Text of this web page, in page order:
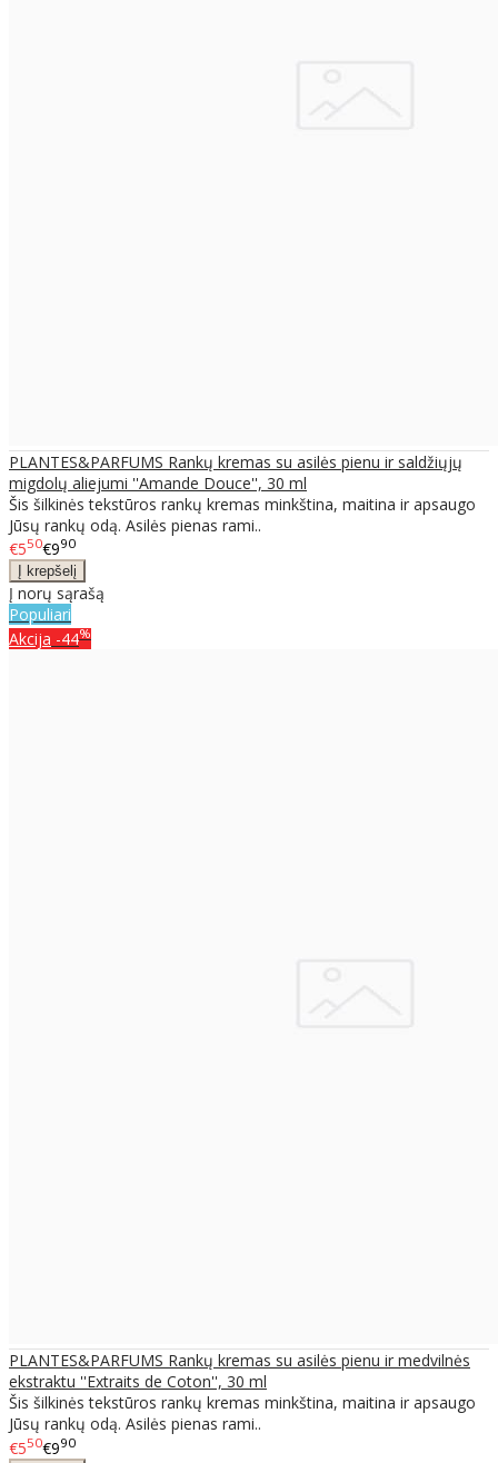
PLANTES&PARFUMS Rankų kremas su asilės pienu ir saldžiųjų
migdolų aliejumi ''Amande Douce'', 30 ml
Šis šilkinės tekstūros rankų kremas minkština, maitina ir apsaugo
Jūsų rankų odą. Asilės pienas rami..
€550€990
Į norų sąrašą
Populiari
Akcija -44%
PLANTES&PARFUMS Rankų kremas su asilės pienu ir medvilnės
ekstraktu ''Extraits de Coton'', 30 ml
Šis šilkinės tekstūros rankų kremas minkština, maitina ir apsaugo
Jūsų rankų odą. Asilės pienas rami..
€550€990